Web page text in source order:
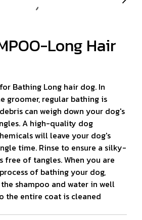
Long Hair
Bathing Long hair dog. In
groomer, regular bathing is
can weigh down your dog's
A high-quality dog
will leave your dog's
time. Rinse to ensure a silky-
free of tangles. When you are
of bathing your dog,
shampoo and water in well
the entire coat is cleaned